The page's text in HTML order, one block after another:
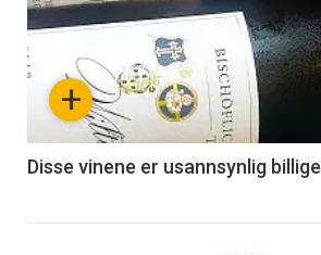
akkurat
nå
6
+
Disse vinene er usannsynlig billige